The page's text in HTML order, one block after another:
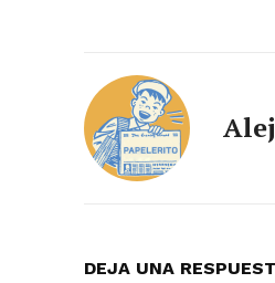
DEJA UNA